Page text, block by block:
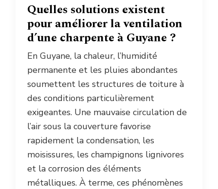
Quelles solutions existent
pour améliorer la ventilation
d’une charpente à Guyane ?
En Guyane, la chaleur, l’humidité
permanente et les pluies abondantes
soumettent les structures de toiture à
des conditions particulièrement
exigeantes. Une mauvaise circulation de
l’air sous la couverture favorise
rapidement la condensation, les
moisissures, les champignons lignivores
et la corrosion des éléments
métalliques. À terme, ces phénomènes